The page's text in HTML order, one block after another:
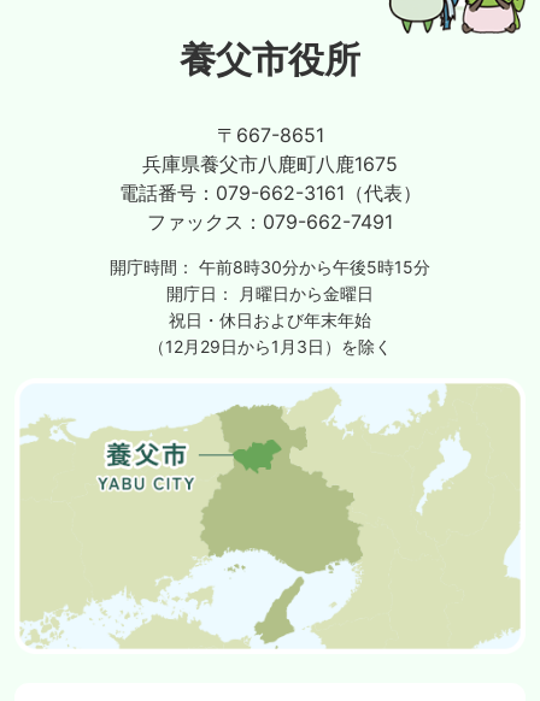
養父市役所
〒667-8651
兵庫県養父市八鹿町八鹿1675
電話番号： 079-662-3161（代表）
ファックス： 079-662-7491
開庁時間： 午前8時30分から午後5時15分
開庁日：
月曜日から金曜日
祝日・休日および年末年始
（12月29日から1月3日）を除く